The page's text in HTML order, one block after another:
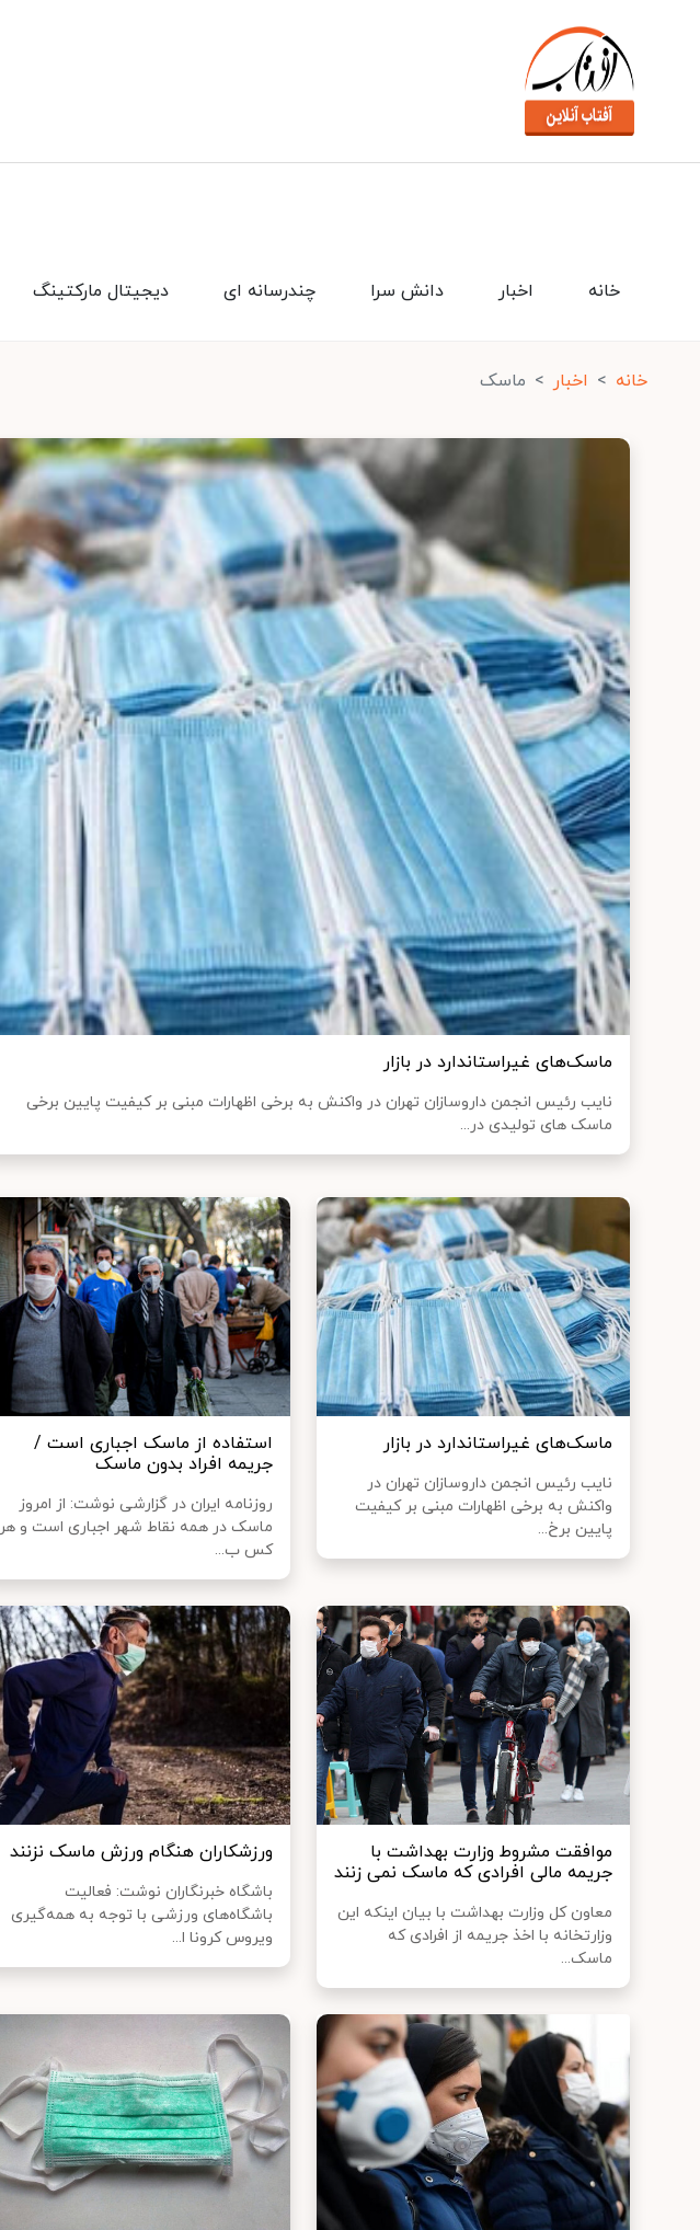
دیجیتال مارکتینگ چندرسانه ای دانش سرا اخبار خانه
خانه اخبار ماسک
ماسک‌های غیراستاندارد در بازار
نایب رئیس انجمن داروسازان تهران در واکنش به برخی اظهارات مبنی بر کیفیت پایین برخی
ماسک های تولیدی در...
ماسک‌های غیراستاندارد در بازار
نایب رئیس انجمن داروسازان تهران در
واکنش به برخی اظهارات مبنی بر کیفیت
پایین برخ...
استفاده از ماسک اجباری است /
جریمه افراد بدون ماسک
روزنامه ایران در گزارشی نوشت: از امروز
ماسک در همه نقاط شهر اجباری است و هر
کس ب...
موافقت مشروط وزارت بهداشت با
جریمه مالی افرادی که ماسک نمی زنند
معاون کل وزارت بهداشت با بیان اینکه این
وزارتخانه با اخذ جریمه از افرادی که
ماسک...
ورزشکاران هنگام ورزش ماسک نزنند
باشگاه خبرنگاران نوشت: فعالیت
باشگاه‌های ورزشی با توجه به همه‌گیری
ویروس کرونا ا...